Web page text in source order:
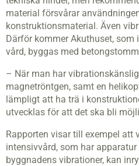
material försvårar
konstruktionsmaterial. Även
Därför kommer Akuthuset,
vård, byggas med
– När man har
magnetröntgen, samt en
lämpligt att ha trä i
utvecklas för att det ska bli
Rapporten visar till exempel att
intensivvård, som har
byggnadens vibrationer, kan